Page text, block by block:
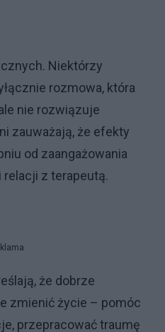
Niektórzy
rozmowa, która
nie rozwiązuje
zauważają, że efekty
od zaangażowania
relacji z terapeutą.
że dobrze
zmienić życie – pomóc
przepracować traumę